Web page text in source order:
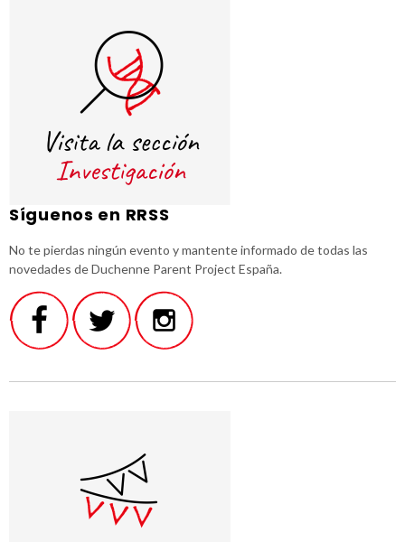
Síguenos en RRSS
No te pierdas ningún evento y mantente informado de todas las
novedades de Duchenne Parent Project España.